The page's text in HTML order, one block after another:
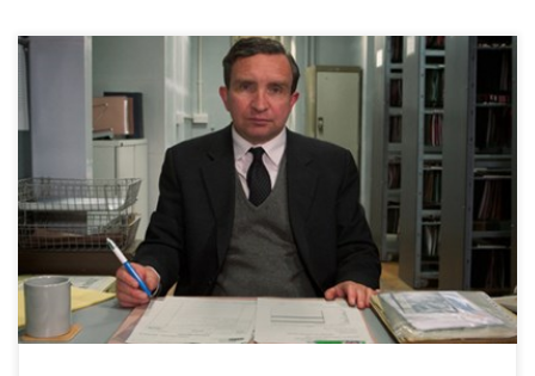
Busquemos, si es preciso, un significado apropiado a la siguiente
expresión: Still Life quiere decir naturaleza muerta. Pero
buscando una segunda acepción un tanto imaginativa, su
significado puede referirse a una vida silenciosa, invariable. Ambas
acepciones se complementan, nos ayudan a entender la
propuesta de Uberto Pasolini. John May (estupendo […]